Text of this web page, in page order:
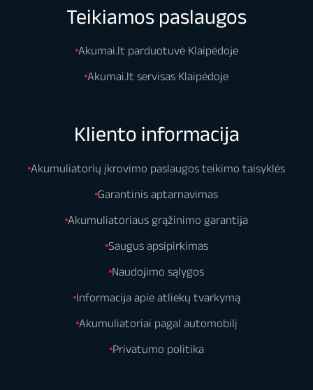
Teikiamos paslaugos
Akumai.lt parduotuvė Klaipėdoje
Akumai.lt servisas Klaipėdoje
Kliento informacija
Akumuliatorių įkrovimo paslaugos teikimo taisyklės
Garantinis aptarnavimas
Akumuliatoriaus grąžinimo garantija
Saugus apsipirkimas
Naudojimo sąlygos
Informacija apie atliekų tvarkymą
Akumuliatoriai pagal automobilį
Privatumo politika